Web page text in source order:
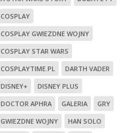
COSPLAY
COSPLAY GWIEZDNE WOJNY
COSPLAY STAR WARS
COSPLAYTIME.PL
DARTH VADER
DISNEY+
DISNEY PLUS
DOCTOR APHRA
GALERIA
GRY
GWIEZDNE WOJNY
HAN SOLO